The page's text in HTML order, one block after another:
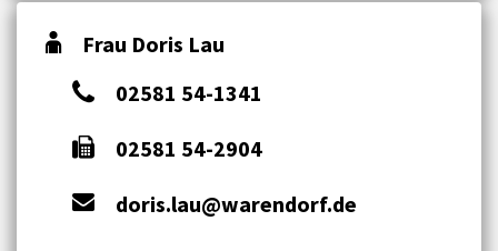
Frau Doris Lau
02581 54-1341
02581 54-2904
doris.lau@warendorf.de